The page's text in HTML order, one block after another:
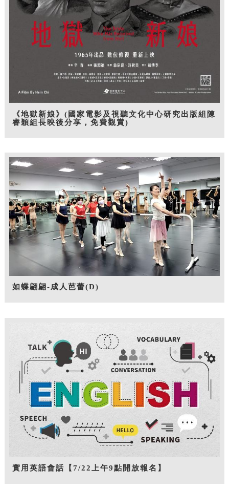
《地獄新娘》(國家電影及視聽文化中心研究出版組陳
睿穎組長映後分享，免費觀賞)
如蝶翩翩-成人芭蕾(D)
實用英語會話【7/22上午9點開放報名】